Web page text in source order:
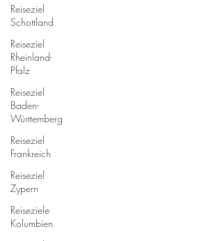
Reiseziel
Schottland
Reiseziel
Rheinland-
Pfalz
Reiseziel
Baden-
Württemberg
Reiseziel
Frankreich
Reiseziel
Zypern
Reiseziele
Kolumbien